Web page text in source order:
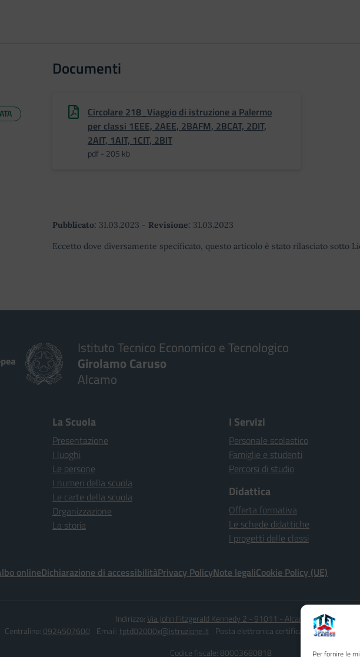
Per fornire le
Documenti
Circolare 218_Viaggio di istruzione a Palermo
per classi 1EEE, 2AEE, 2BAFM, 2BCAT, 2DIT,
2AIT, 1AIT, 1CIT, 2BIT
pdf - 205 kb
Pubblicato: 31.03.2023 - Revisione: 31.03.2023
Eccetto dove diversamente specificato, questo articolo è stato rilasciato sotto
Istituto Tecnico Economico e Tecnologico
Girolamo Caruso
Alcamo
La Scuola
Presentazione
I luoghi
Le persone
I numeri della scuola
Le carte della scuola
Organizzazione
La storia
I Servizi
Personale scolastico
Famiglie e studenti
Percorsi di studio
Didattica
Offerta formativa
Le schede didattiche
I progetti delle classi
onlineDichiarazione di accessibilitàPrivacy PolicyNote legaliCookie Policy (UE)
Indirizzo: Via John Fitzgerald Kennedy 2 - 91011 - Alcamo (TP)
Centralino: 0924507600 Email: tptd02000x@istruzione.it Posta elettronica certificata (PEC):
Codice fiscale: 80003680818